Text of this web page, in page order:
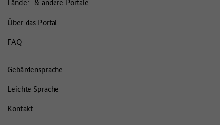
Länder- & andere Portale
Über das Portal
FAQ
Gebärdensprache
Leichte Sprache
Kontakt